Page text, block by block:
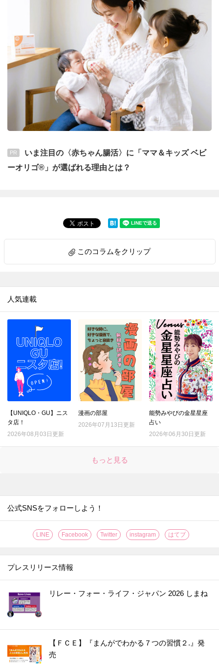
PR
いま注目の〈赤ちゃん腸活〉に「ママ＆キッズ ベビ
ーオリゴ®」が選ばれる理由とは？
このコラムをクリップ
人気連載
【UNIQLO・GU】ニス
タ店！
2026年08月03日更新
漫画の部屋
2026年07月13日更新
能勢みやびの金星星座
占い
2026年06月30日更新
もっと見る
公式SNSをフォローしよう！
LINE Facebook Twitter instagram はてブ
プレスリリース情報
リレー・フォー・ライフ・ジャパン 2026 しまね
【ＦＣＥ】『まんがでわかる７つの習慣２.』発
売